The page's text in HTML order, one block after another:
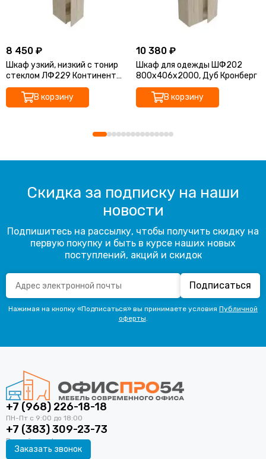
8 450 ₽
Шкаф узкий, низкий с тонир
стеклом ЛФ229 Континент
дуб кронберг 400х406х1610
В корзину
10 380 ₽
Шкаф для одежды ШФ202
800х406х2000, Дуб Кронберг
В корзину
Скидка за подписку на наши
новости
Подпишитесь на рассылку, чтобы получить скидку на
первую покупку и быть в курсе наших новых
поступлений, акций и скидок
Подписаться
Нажимая на кнопку «Подписаться» вы принимаете условия Публичной
оферты.
+7 (968) 226-18-18
+7 (383) 309-23-73
Заказать звонок